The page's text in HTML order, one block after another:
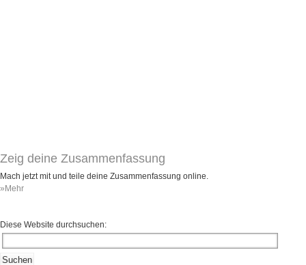
Zeig deine Zusammenfassung
Mach jetzt mit und teile deine Zusammenfassung online.
»Mehr
Diese Website durchsuchen: